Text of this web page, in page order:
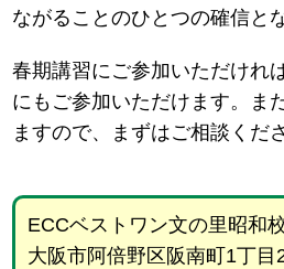
ながることのひとつの確信と
春期講習にご参加いただけれ
にもご参加いただけます。ま
ますので、まずはご相談くだ
ECCベストワン文の里昭和
大阪市阿倍野区阪南町1丁